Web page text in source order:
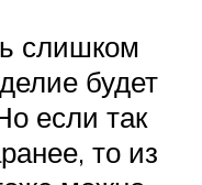
слишком
будет
если так
то из